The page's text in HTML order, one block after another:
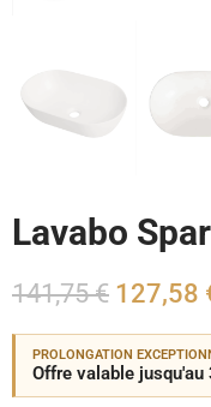
Lavabo
141,75 € 127,58
PROLONGATION
Offre valable jusqu'au